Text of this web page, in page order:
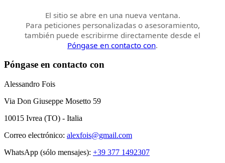
El sitio se abre en una nueva ventana.
Para peticiones personalizadas o asesoramiento,
también puede escribirme directamente desde el
Póngase en contacto con.
Póngase en contacto con
Alessandro Fois
Via Don Giuseppe Mosetto 59
10015 Ivrea (TO) - Italia
Correo electrónico: alexfois@gmail.com
WhatsApp (sólo mensajes): +39 377 1492307